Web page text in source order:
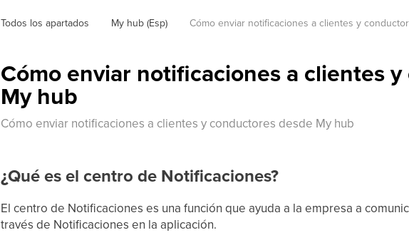
Todos los apartados My hub (Esp) Cómo enviar notificaciones a clientes y
Cómo enviar notificaciones a clientes
My hub
Cómo enviar notificaciones a clientes y conductores desde My hub
¿Qué es el centro de Notificaciones?
El centro de Notificaciones es una función que ayuda a la empresa a
través de Notificaciones en la aplicación.